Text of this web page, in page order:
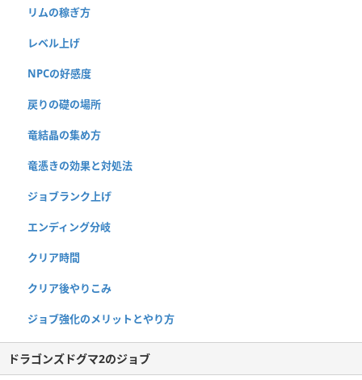
リムの稼ぎ方
レベル上げ
NPCの好感度
戻りの礎の場所
竜結晶の集め方
竜憑きの効果と対処法
ジョブランク上げ
エンディング分岐
クリア時間
クリア後やりこみ
ジョブ強化のメリットとやり方
ドラゴンズドグマ2のジョブ